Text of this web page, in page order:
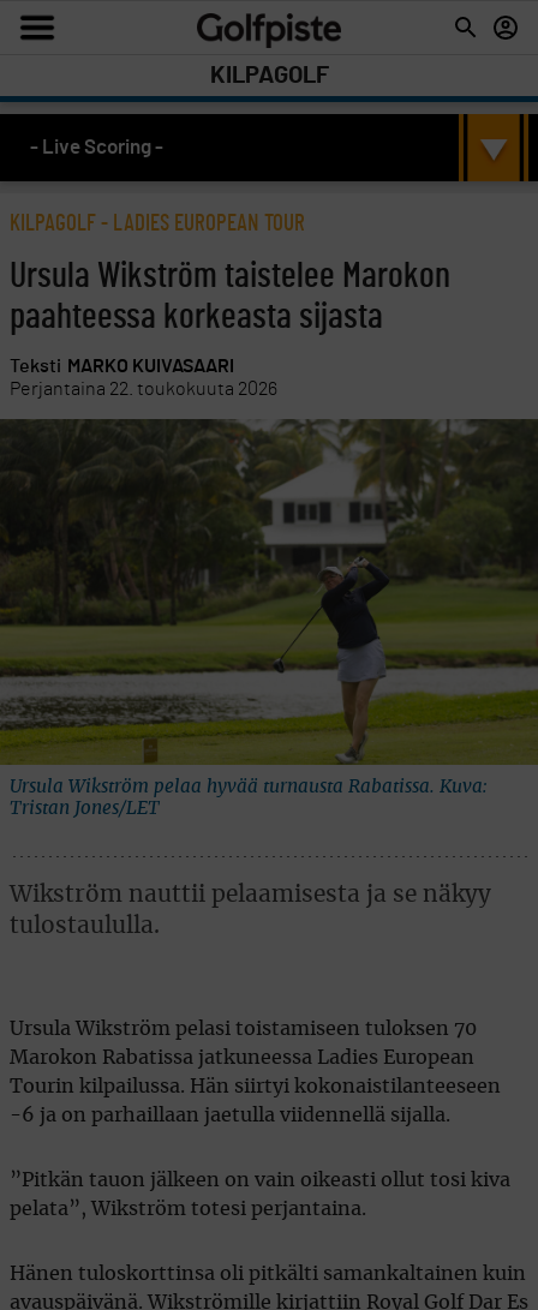
KILPAGOLF
- Live Scoring -
KILPAGOLF - LADIES EUROPEAN TOUR
Ursula Wikström taistelee Marokon
paahteessa korkeasta sijasta
Teksti MARKO KUIVASAARI
Perjantaina 22. toukokuuta 2026
Ursula Wikström pelaa hyvää turnausta Rabatissa. Kuva:
Tristan Jones/LET
Wikström nauttii pelaamisesta ja se näkyy
tulostaululla.
Ursula Wikström pelasi toistamiseen tuloksen 70
Marokon Rabatissa jatkuneessa Ladies European
Tourin kilpailussa. Hän siirtyi kokonaistilanteeseen
-6 ja on parhaillaan jaetulla viidennellä sijalla.
”Pitkän tauon jälkeen on vain oikeasti ollut tosi kiva
pelata”, Wikström totesi perjantaina.
Hänen tuloskorttinsa oli pitkälti samankaltainen kuin
avauspäivänä. Wikströmille kirjattiin Royal Golf Dar Es